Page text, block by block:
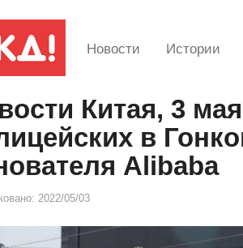
Новости Истории
Китая, 3
в
Alibaba
2022/05/03